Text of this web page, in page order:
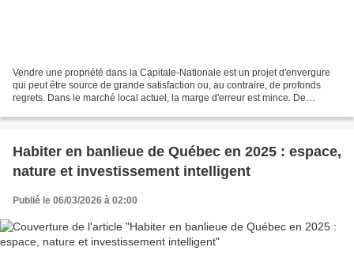
Vendre une propriété dans la Capitale-Nationale est un projet d'envergure
qui peut être source de grande satisfaction ou, au contraire, de profonds
regrets. Dans le marché local actuel, la marge d'erreur est mince. De
Habiter en banlieue de Québec en 2025 : espace,
nature et investissement intelligent
Publié le 06/03/2026 à 02:00